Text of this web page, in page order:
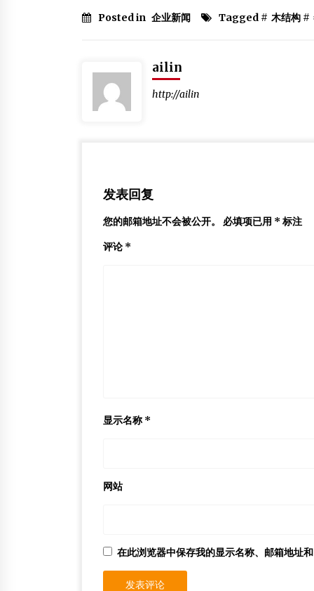
Posted in 企业新闻 Tagged # 木结构 #
ailin
http://ailin
发表回复
您的邮箱地址不会被公开。 必填项已用 * 标注
评论 *
显示名称 *
网站
在此浏览器中保存我的显示名称、邮箱地址